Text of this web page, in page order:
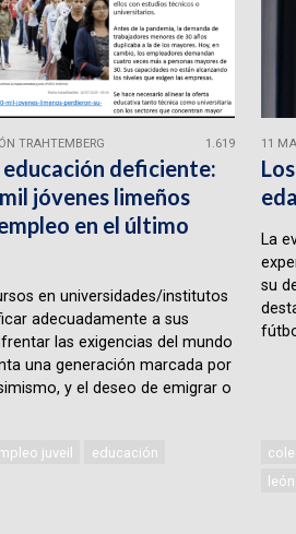
TRAHTEMBERG 1.619
educación deficiente:
jóvenes limeños
en el último
en universidades/institutos
adecuadamente a sus
las exigencias del mundo
una generación marcada por
y el deseo de emigrar o
juveil
educación
11
La
su